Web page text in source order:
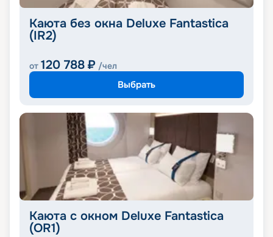
Каюта без окна Deluxe Fantastica
(IR2)
от 120 788 ₽ /чел
Выбрать
Каюта с окном Deluxe Fantastica
(OR1)